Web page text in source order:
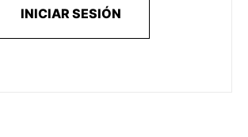
INICIAR SESIÓN